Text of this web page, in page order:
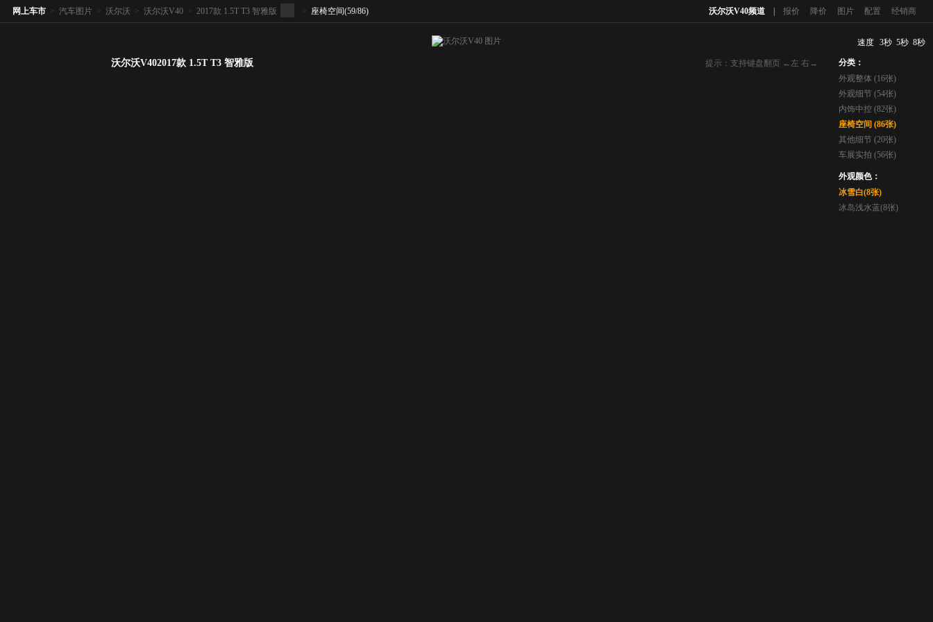
沃尔沃V40频道 报价 降价 图片 配置 经销商
网上车市 > 汽车图片 > 沃尔沃 > 沃尔沃V40 > 2017款 1.5T T3 智雅版 > 座椅空间(59/86)
提示：支持键盘翻页 ←左 右→
沃尔沃V402017款 1.5T T3 智雅版
速度 3秒 5秒 8秒
分类：
外观整体 (16张)
外观细节 (54张)
内饰中控 (82张)
座椅空间 (86张)
其他细节 (20张)
车展实拍 (56张)
外观颜色：
冰雪白(8张)
冰岛浅水蓝(8张)